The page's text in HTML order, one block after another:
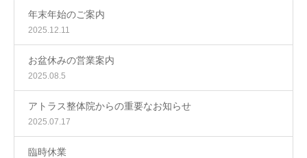
年末年始のご案内
2025.12.11
お盆休みの営業案内
2025.08.5
アトラス整体院からの重要なお知らせ
2025.07.17
臨時休業